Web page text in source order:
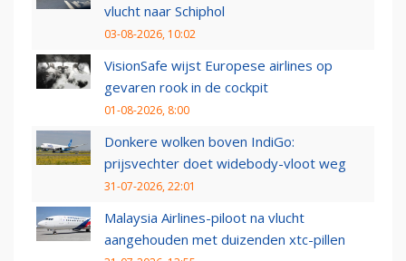
vlucht naar Schiphol
03-08-2026, 10:02
VisionSafe wijst Europese airlines op
gevaren rook in de cockpit
01-08-2026, 8:00
Donkere wolken boven IndiGo:
prijsvechter doet widebody-vloot weg
31-07-2026, 22:01
Malaysia Airlines-piloot na vlucht
aangehouden met duizenden xtc-pillen